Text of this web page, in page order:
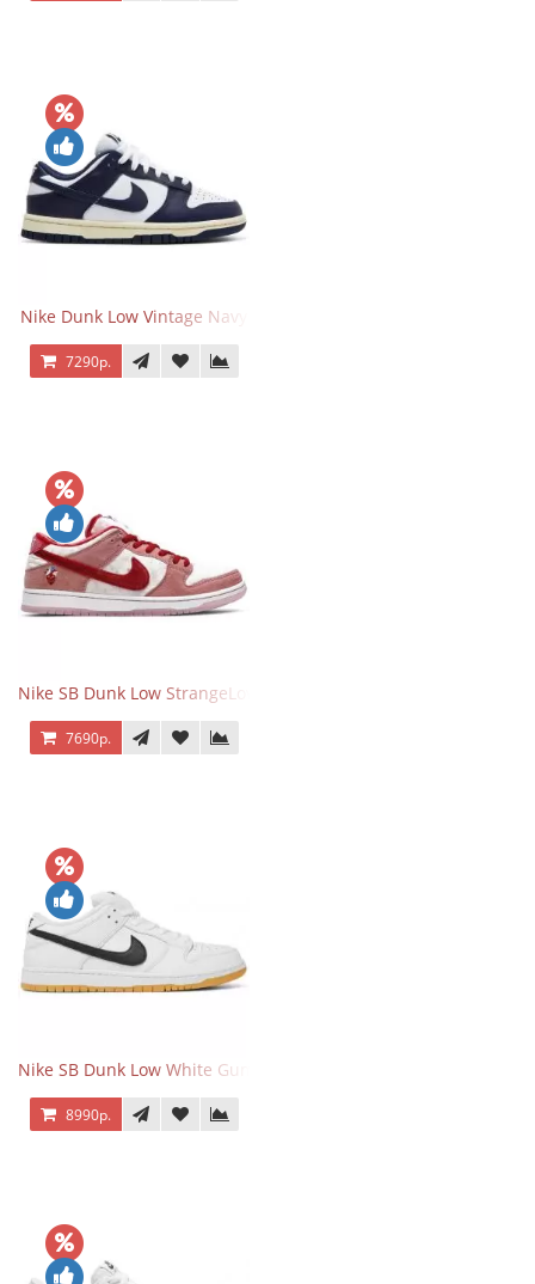
Nike Dunk Low Vintage Navy
7290р.
Nike SB Dunk Low StrangeLove Valentine's Day
7690р.
Nike SB Dunk Low White Gum
8990р.